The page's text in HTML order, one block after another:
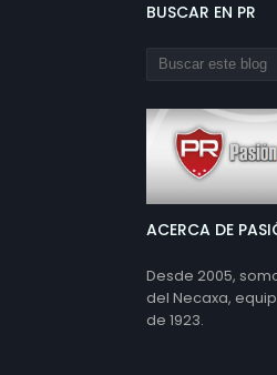
BUSCAR EN PR
ACERCA DE
Desde 2005,
del Necaxa,
de 1923.